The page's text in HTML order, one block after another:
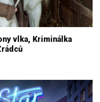
vlka, Kriminálka